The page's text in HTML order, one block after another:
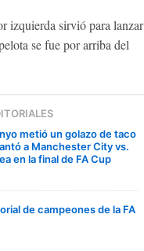
izquierda sirvió para lanzar
se fue por arriba del
metió un golazo de taco
a Manchester City vs.
en la final de FA Cup
de campeones de la FA